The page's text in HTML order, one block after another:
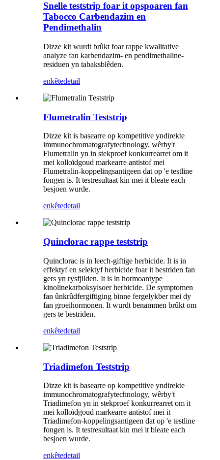
Snelle teststrip foar it opspoaren fan
Tabocco Carbendazim en
Pendimethalin
Dizze kit wurdt brûkt foar rappe kwalitative
analyze fan karbendazim- en pendimethaline-
residuen yn tabaksblêden.
enkêtedetail
Flumetralin Teststrip
Dizze kit is basearre op kompetitive yndirekte
immunochromatografytechnology, wêrby't
Flumetralin yn in stekproef konkurrearret om it
mei kolloïdgoud markearre antistof mei
Flumetralin-koppelingsantigeen dat op 'e testline
fongen is. It testresultaat kin mei it bleate each
besjoen wurde.
enkêtedetail
Quinclorac rappe teststrip
Quinclorac is in leech-giftige herbicide. It is in
effektyf en selektyf herbicide foar it bestriden fan
gers yn rysfjilden. It is in hormoantype
kinolinekarboksylsoer herbicide. De symptomen
fan ûnkrûdfergiftiging binne fergelykber mei dy
fan groeihormonen. It wurdt benammen brûkt om
gers te bestriden.
enkêtedetail
Triadimefon Teststrip
Dizze kit is basearre op kompetitive yndirekte
immunochromatografytechnology, wêrby't
Triadimefon yn in stekproef konkurrearret om it
mei kolloïdgoud markearre antistof mei it
Triadimefon-koppelingsantigeen dat op 'e testline
fongen is. It testresultaat kin mei it bleate each
besjoen wurde.
enkêtedetail